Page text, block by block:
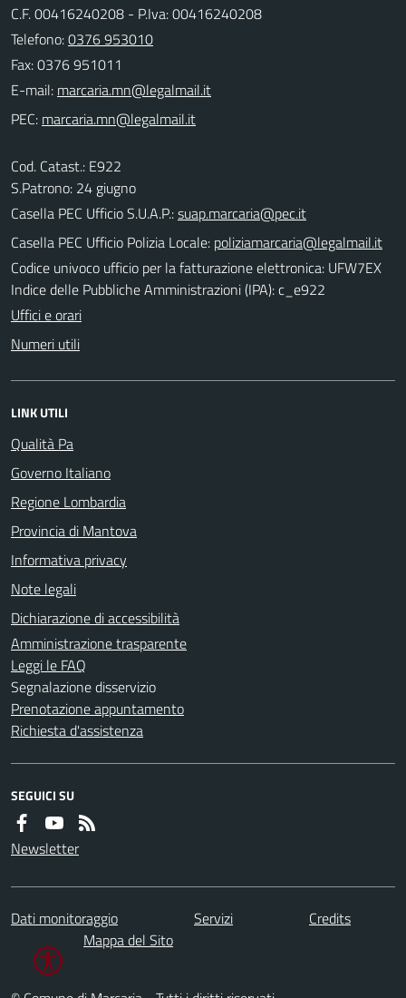
C.F. 00416240208 - P.Iva: 00416240208
Telefono:0376 953010
Fax: 0376 951011
E-mail:
PEC:
Cod. Catast.: E922
S.Patrono: 24 giugno
Casella PEC Ufficio S.U.A.P.:suap.marcaria@pec.it
Casella PEC Ufficio Polizia Locale: poliziamarcaria@legalmail.it
Codice univoco ufficio per la fatturazione elettronica: UFW7EX
Indice delle Pubbliche Amministrazioni (IPA): c_e922
Uffici e orari
Numeri utili
LINK UTILI
Qualità Pa
Governo Italiano
Regione Lombardia
Provincia di Mantova
Informativa privacy
Note legali
Dichiarazione di accessibilità
Amministrazione trasparente
Leggi le FAQ
Segnalazione disservizio
Prenotazione appuntamento
Richiesta d'assistenza
SEGUICI SU
Newsletter
Dati monitoraggio Servizi
Credits
Mappa del Sito